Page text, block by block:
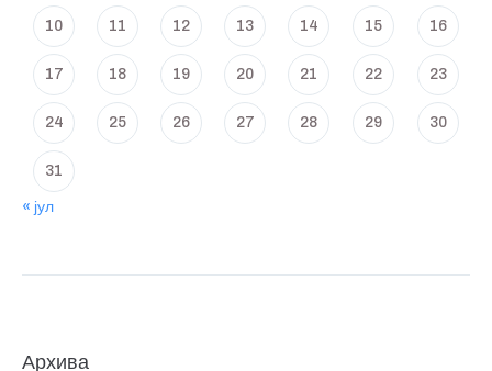
10 11 12 13 14 15 16
17 18 19 20 21 22 23
24 25 26 27 28 29 30
31
« јул
Архива